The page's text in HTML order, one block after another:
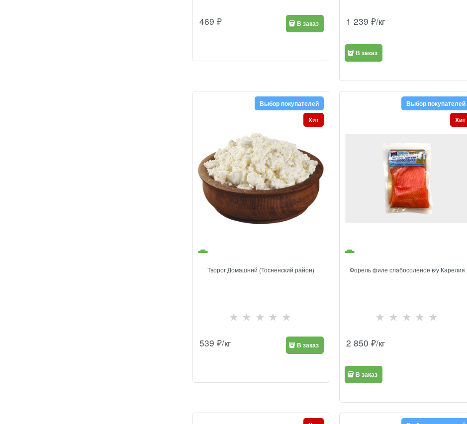
469 ₽ В заказ 1 239 ₽/кг
В заказ
Творог Домашний (Тосненский район)
Выбор покупателей
Хит
539 ₽/кг В заказ
Форель филе слабосоленое в/у Карелия
Выбор покупателей
Хит
2 850 ₽/кг
В заказ